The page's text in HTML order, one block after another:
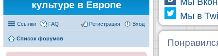
культуре в Европе
Ссылки FAQ Вход
Регистрация
Список форумов
Мы в